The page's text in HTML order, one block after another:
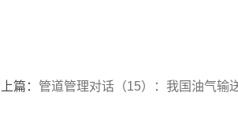
上篇： 管道管理对话（15）：我国油气输